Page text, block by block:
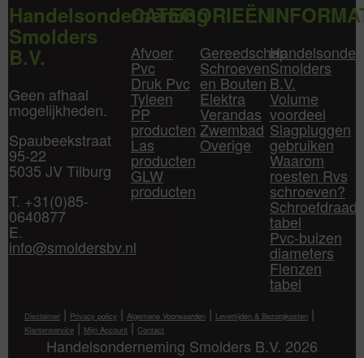
Handelsonderneming
Smolders
B.V.
Geen afhaal
mogelijkheden.
Spaubeekstraat
95-22
5035 JV Tilburg
T. +31(0)85-
0640877
E.
info@smoldersbv.nl
CATEGORIEËN
Afvoer
Pvc
Druk Pvc
Tyleen
PP
producten
Las
producten
GLW
producten
Gereedschap
Schroeven
en Bouten
Elektra
Verandas
Zwembad
Overige
Smolders
B.V.
Volume
voordeel
Slagpluggen
gebruiken
Waarom
roesten Rvs
schroeven?
Schroefdraad
tabel
Pvc-buizen
diameters
Flenzen
tabel
Disclaimer | Privacy policy | Algemene Voorwaarden | Levertijden & Bezorgkosten |
Klantenservice | Mijn Account | Contact
Handelsonderneming Smolders B.V. 2026